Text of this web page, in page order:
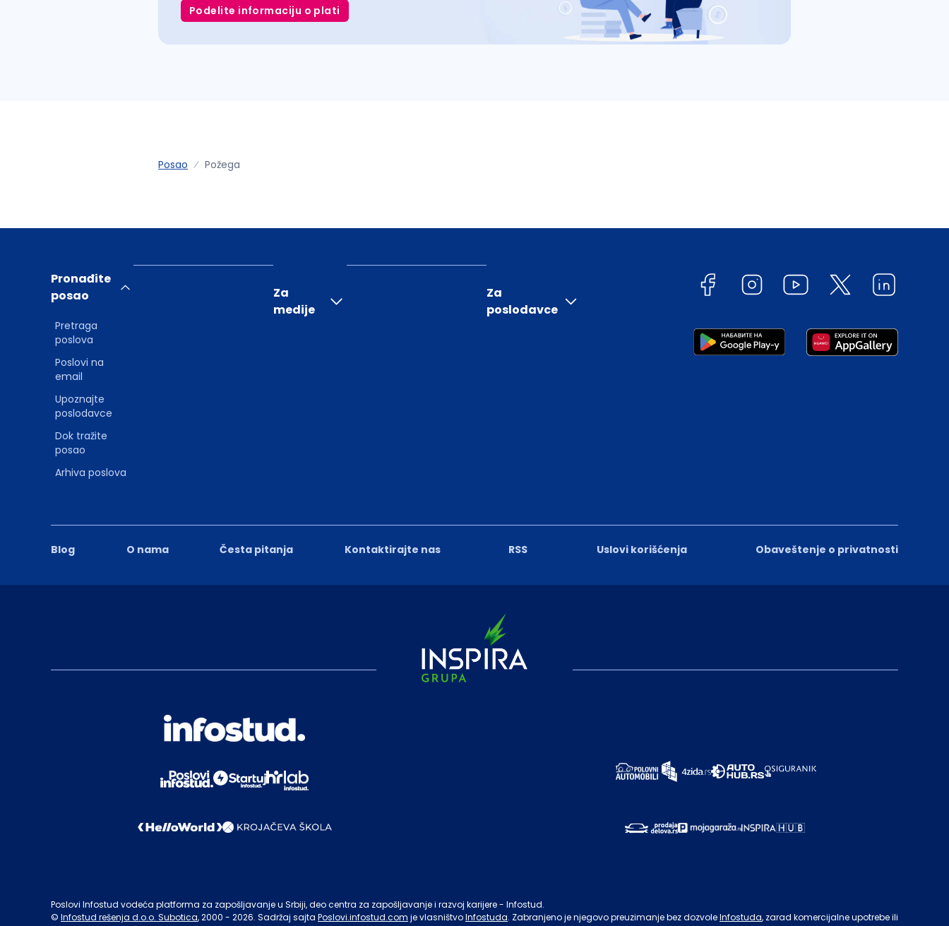
Podelite informaciju o plati
Posao Požega
Blog O nama Česta pitanja Kontaktirajte nas RSS Uslovi korišćenja Obaveštenje o privatnosti
Pronađite
posao
Pretraga
poslova
Poslovi na
email
Upoznajte
poslodavce
Dok tražite
posao
Arhiva poslova
Za
medije
Za
poslodavce
Poslovi Infostud vodeća platforma za zapošljavanje u Srbiji, deo centra za zapošljavanje i razvoj karijere - Infostud.
© Infostud rešenja d.o.o. Subotica, 2000 - 2026. Sadržaj sajta Poslovi.infostud.com je vlasništvoInfostuda. Zabranjeno je njegovo preuzimanje bez dozvoleInfostuda, zarad komercijalne upotrebe ili